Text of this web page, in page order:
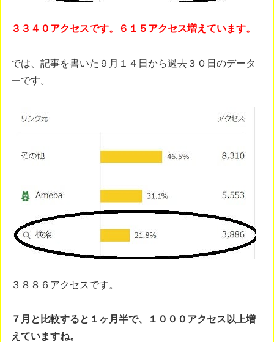
３３４０アクセスです。６１５アクセス増えています。
では、記事を書いた９月１４日から過去３０日のデータ
ーです。
３８８６アクセスです。
７月と比較すると１ヶ月半で、１０００アクセス以上増
えていますね。